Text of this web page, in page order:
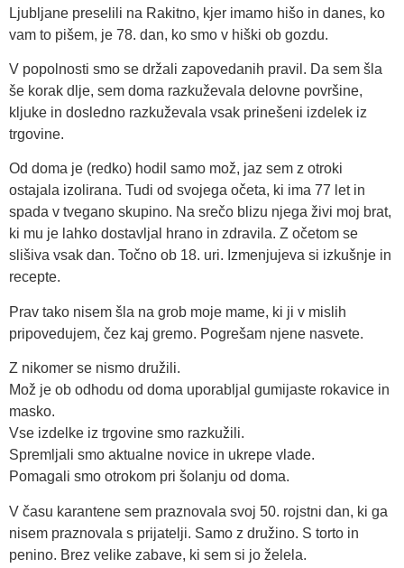
Ljubljane preselili na Rakitno, kjer imamo hišo in danes, ko
vam to pišem, je 78. dan, ko smo v hiški ob gozdu.
V popolnosti smo se držali zapovedanih pravil. Da sem šla
še korak dlje, sem doma razkuževala delovne površine,
kljuke in dosledno razkuževala vsak prinešeni izdelek iz
trgovine.
Od doma je (redko) hodil samo mož, jaz sem z otroki
ostajala izolirana. Tudi od svojega očeta, ki ima 77 let in
spada v tvegano skupino. Na srečo blizu njega živi moj brat,
ki mu je lahko dostavljal hrano in zdravila. Z očetom se
slišiva vsak dan. Točno ob 18. uri. Izmenjujeva si izkušnje in
recepte.
Prav tako nisem šla na grob moje mame, ki ji v mislih
pripovedujem, čez kaj gremo. Pogrešam njene nasvete.
Z nikomer se nismo družili.
Mož je ob odhodu od doma uporabljal gumijaste rokavice in
masko.
Vse izdelke iz trgovine smo razkužili.
Spremljali smo aktualne novice in ukrepe vlade.
Pomagali smo otrokom pri šolanju od doma.
V času karantene sem praznovala svoj 50. rojstni dan, ki ga
nisem praznovala s prijatelji. Samo z družino. S torto in
penino. Brez velike zabave, ki sem si jo želela.